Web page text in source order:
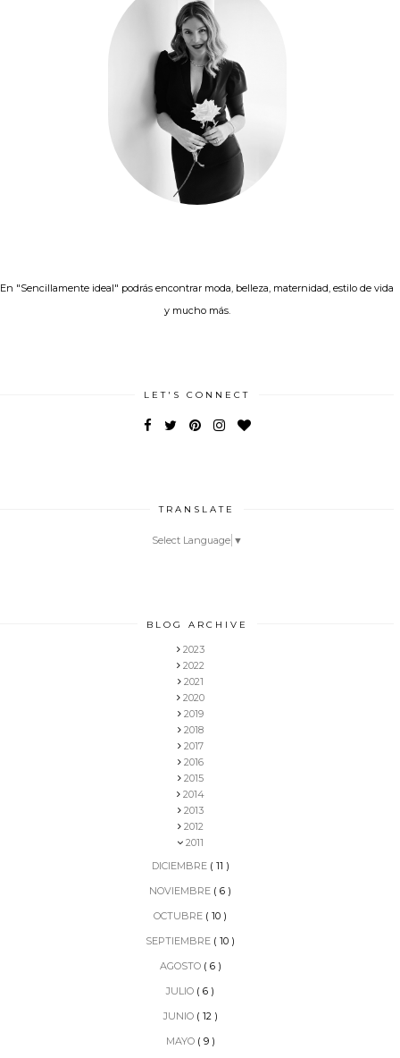
En "Sencillamente ideal" podrás encontrar moda, belleza, maternidad, estilo de vida
y mucho más.
LET'S CONNECT
TRANSLATE
Select Language ▼
BLOG ARCHIVE
2023
2022
2021
2020
2019
2018
2017
2016
2015
2014
2013
2012
2011
DICIEMBRE ( 11 )
NOVIEMBRE ( 6 )
OCTUBRE ( 10 )
SEPTIEMBRE ( 10 )
AGOSTO ( 6 )
JULIO ( 6 )
JUNIO ( 12 )
MAYO ( 9 )